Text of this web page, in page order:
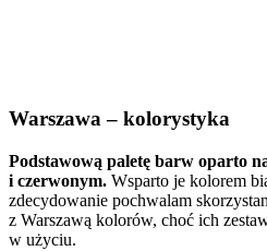
Warszawa – kolorystyka
Podstawową paletę barw oparto
i czerwonym. Wsparto je kolorem
zdecydowanie pochwalam
z Warszawą kolorów, choć ich
w użyciu.